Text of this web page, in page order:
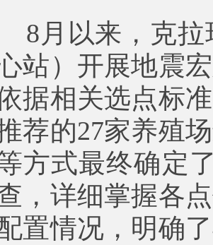
8月以来，克
站）开展地震
据相关选点标
荐的27家养殖
方式最终确定
，详细掌握各
置情况，明确